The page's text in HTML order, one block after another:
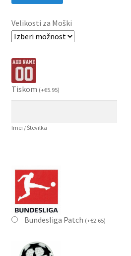
Velikosti za Moški
Tiskom (+€5.95)
Imei / Številka
Bundesliga Patch (+€2.65)